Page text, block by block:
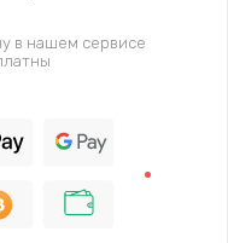
в нашем сервисе